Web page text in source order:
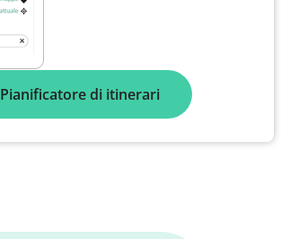
Pianificatore di itinerari